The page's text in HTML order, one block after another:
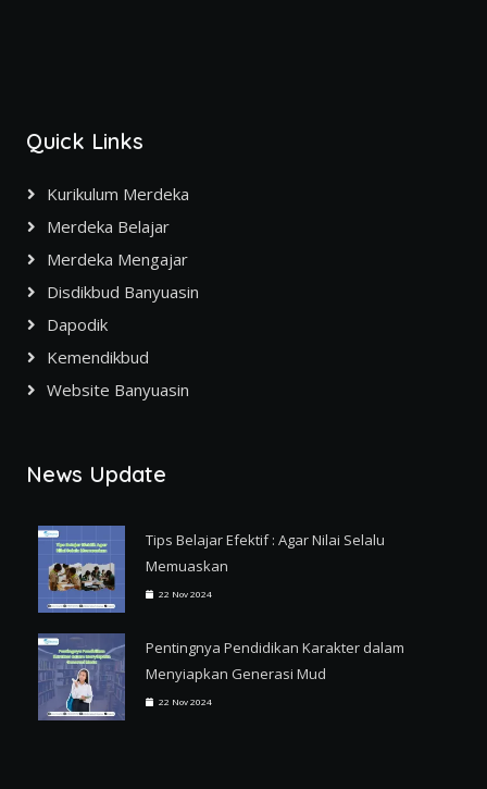
Quick Links
Kurikulum Merdeka
Merdeka Belajar
Merdeka Mengajar
Disdikbud Banyuasin
Dapodik
Kemendikbud
Website Banyuasin
News Update
Tips Belajar Efektif : Agar Nilai Selalu
Memuaskan
22 Nov 2024
Pentingnya Pendidikan Karakter dalam
Menyiapkan Generasi Mud
22 Nov 2024